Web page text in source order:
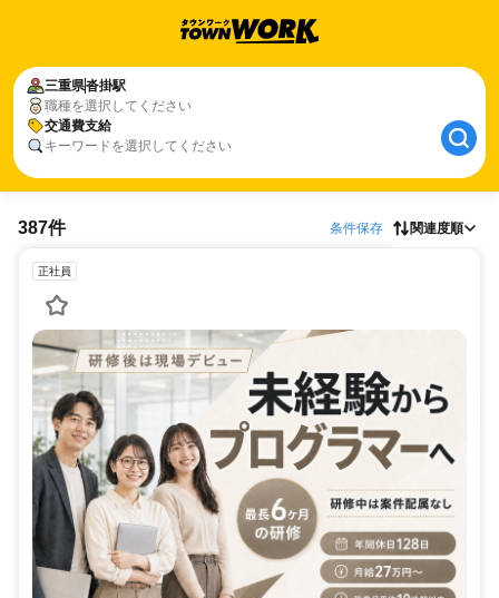
三重県沓掛駅
職種を選択してください
交通費支給
キーワードを選択してください
387件 条件保存 関連度順
正社員